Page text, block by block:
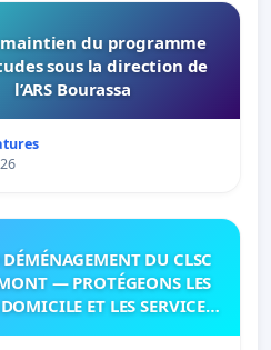
maintien du programme
sous la direction de
l’ARS Bourassa
DU CLSC
— PROTÉGEONS LES
ET LES SERVICES